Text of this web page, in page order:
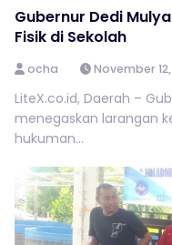
Gubernur Dedi
Fisik di Sekolah
ocha November
LiteX.co.id, Daerah –
menegaskan larangan
hukuman...